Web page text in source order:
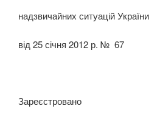
надзвичайних ситуацій України
від 25 січня 2012 р. № 67
Зареєстровано